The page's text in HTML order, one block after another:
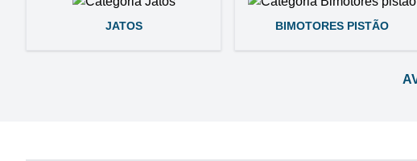
JATOS BIMOTORES PISTÃO